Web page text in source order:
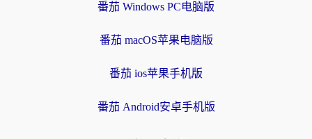
番茄 Windows PC电脑版
番茄 macOS苹果电脑版
番茄 ios苹果手机版
番茄 Android安卓手机版